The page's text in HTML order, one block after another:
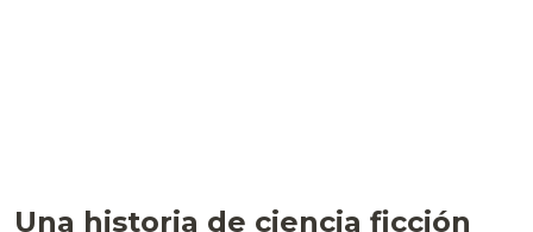
Una historia de ciencia ficción